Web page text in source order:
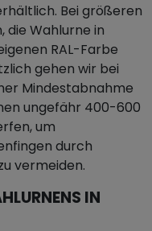
Bei größeren
die Wahlurne in
RAL-Farbe
gehen wir bei
Mindestabnahme
ungefähr 400-600
um
durch
vermeiden.
IN